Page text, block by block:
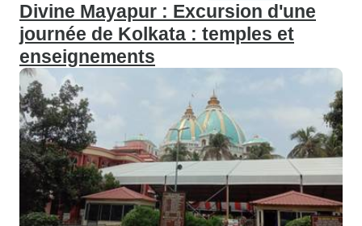
Divine Mayapur : Excursion d'une
journée de Kolkata : temples et
enseignements